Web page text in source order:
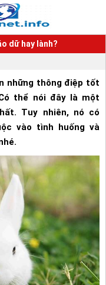
dữ hay lành?
những thông điệp tốt
thể nói đây là một
Tuy nhiên, nó có
vào tình huống và